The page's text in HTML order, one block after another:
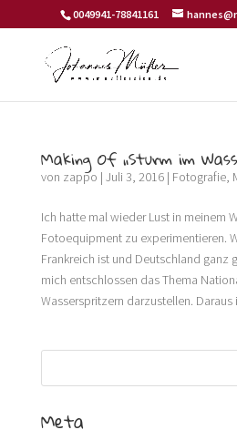
0049941-78841161
Making Of „Sturm im
von zappo | Juli 3, 2016| Fotografie,
Ich hatte mal wieder Lust in meinem
Fotoequipment zu experimentieren.
Frankreich ist und Deutschland ganz
mich entschlossen das Thema
Wasserspritzern darzustellen. Daraus
Meta